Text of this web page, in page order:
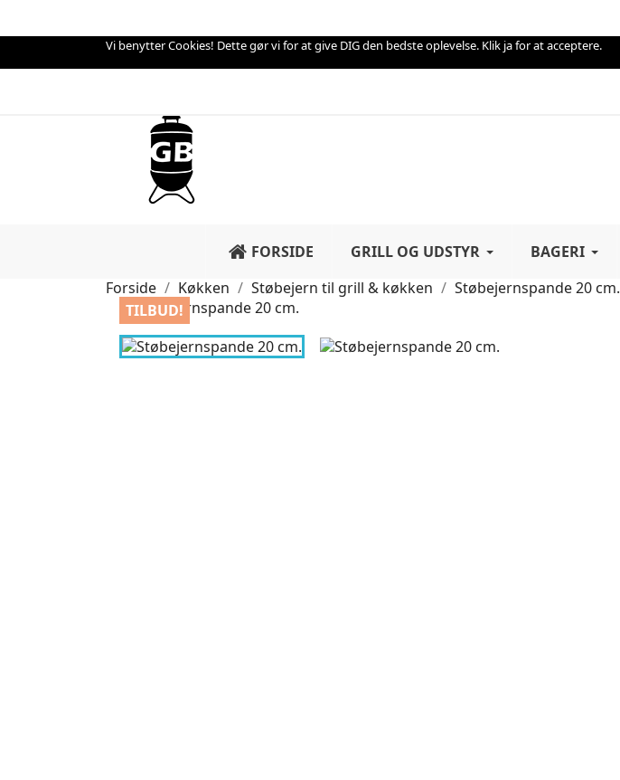
Vi benytter Cookies! Dette gør vi for at give DIG den bedste oplevelse. Klik ja for at acceptere.
FORSIDE GRILL OG UDSTYR BAGERI
Forside Køkken Støbejern til grill & køkken
Støbejernspande 20 cm.
TILBUD!